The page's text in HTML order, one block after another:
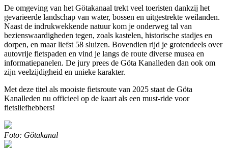
De omgeving van het Götakanaal trekt veel toeristen dankzij het
gevarieerde landschap van water, bossen en uitgestrekte weilanden.
Naast de indrukwekkende natuur kom je onderweg tal van
bezienswaardigheden tegen, zoals kastelen, historische stadjes en
dorpen, en maar liefst 58 sluizen. Bovendien rijd je grotendeels over
autovrije fietspaden en vind je langs de route diverse musea en
informatiepanelen. De jury prees de Göta Kanalleden dan ook om
zijn veelzijdigheid en unieke karakter.
Met deze titel als mooiste fietsroute van 2025 staat de Göta
Kanalleden nu officieel op de kaart als een must-ride voor
fietsliefhebbers!
Foto: Götakanal